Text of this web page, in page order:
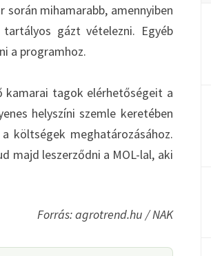
során mihamarabb, amennyiben
gázt vételezni. Egyéb
a programhoz.
kamarai tagok elérhetőségeit a
helyszíni szemle keretében
költségek meghatározásához.
majd leszerződni a MOL-lal, aki
Forrás: agrotrend.hu / NAK